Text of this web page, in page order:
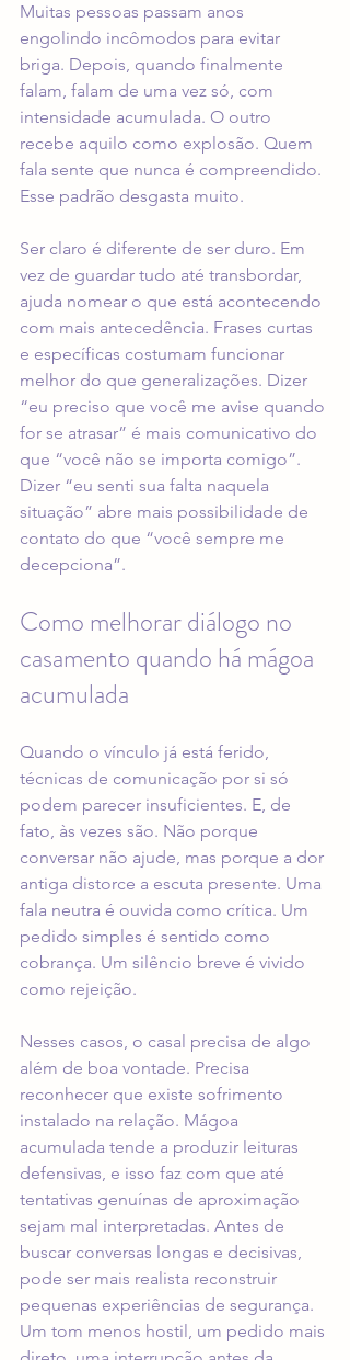
Muitas pessoas passam anos
engolindo incômodos para evitar
briga. Depois, quando finalmente
falam, falam de uma vez só, com
intensidade acumulada. O outro
recebe aquilo como explosão. Quem
fala sente que nunca é compreendido.
Esse padrão desgasta muito.
Ser claro é diferente de ser duro. Em
vez de guardar tudo até transbordar,
ajuda nomear o que está acontecendo
com mais antecedência. Frases curtas
e específicas costumam funcionar
melhor do que generalizações. Dizer
“eu preciso que você me avise quando
for se atrasar” é mais comunicativo do
que “você não se importa comigo”.
Dizer “eu senti sua falta naquela
situação” abre mais possibilidade de
contato do que “você sempre me
decepciona”.
Como melhorar diálogo no
casamento quando há mágoa
acumulada
Quando o vínculo já está ferido,
técnicas de comunicação por si só
podem parecer insuficientes. E, de
fato, às vezes são. Não porque
conversar não ajude, mas porque a dor
antiga distorce a escuta presente. Uma
fala neutra é ouvida como crítica. Um
pedido simples é sentido como
cobrança. Um silêncio breve é vivido
como rejeição.
Nesses casos, o casal precisa de algo
além de boa vontade. Precisa
reconhecer que existe sofrimento
instalado na relação. Mágoa
acumulada tende a produzir leituras
defensivas, e isso faz com que até
tentativas genuínas de aproximação
sejam mal interpretadas. Antes de
buscar conversas longas e decisivas,
pode ser mais realista reconstruir
pequenas experiências de segurança.
Um tom menos hostil, um pedido mais